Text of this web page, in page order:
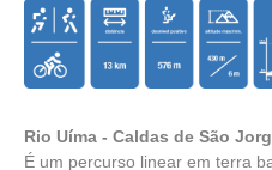
Rio Uíma - Caldas de São
É um percurso linear em terra